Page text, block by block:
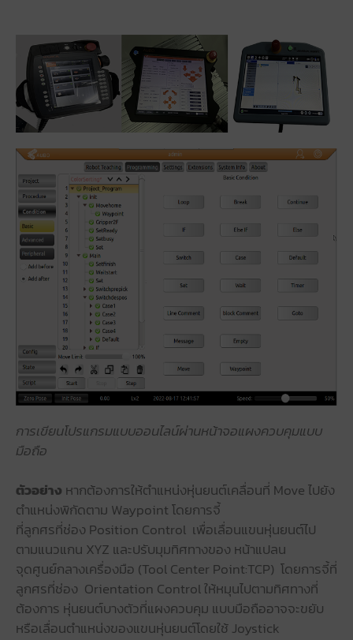
การเขียนโปรแกรมแบบออนไลน์ผ่านหน้าจอแผงควบคุมแบบ
มือถือ
ตัวอย่าง หากต้องการให้ตำแหน่งหุ่นยนต์เคลื่อนที่ Move ไปยัง
ตำแหน่งพิกัดตาม Waypoint โดยการจี้
ที่ลูกศรที่ช่อง Position Control เพื่อเลื่อนแขนหุ่นยนต์ไป
ตามแนวแกน XYZ และปรับมุมทิศทางของ หน้าแปลน
จุดศูนย์กลางเครื่องมือ (Tool Center Point:TCP) โดยการจี้ที่
ลูกศรที่ช่อง Orientation Control ให้หมุนไปตามทิศทางที่
ต้องการ หุ่นยนต์บางตัวที่แผงควบคุม แบบมือถืออาจจะขยับ
หรือเลื่อนตำแหน่งของแขนหุ่นยนต์โดยใช้ Joystick